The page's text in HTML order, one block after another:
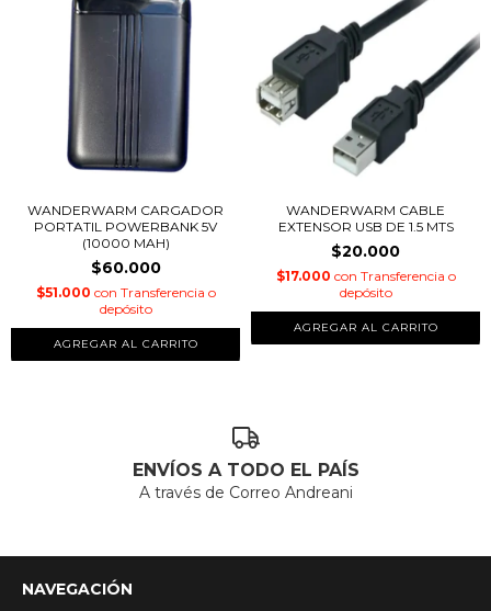
WANDERWARM CARGADOR
PORTATIL POWERBANK 5V
(10000 MAH)
$60.000
$51.000 con Transferencia o
depósito
WANDERWARM CABLE
EXTENSOR USB DE 1.5 MTS
$20.000
$17.000 con Transferencia o
depósito
ENVÍOS A TODO EL PAÍS
A través de Correo Andreani
NAVEGACIÓN